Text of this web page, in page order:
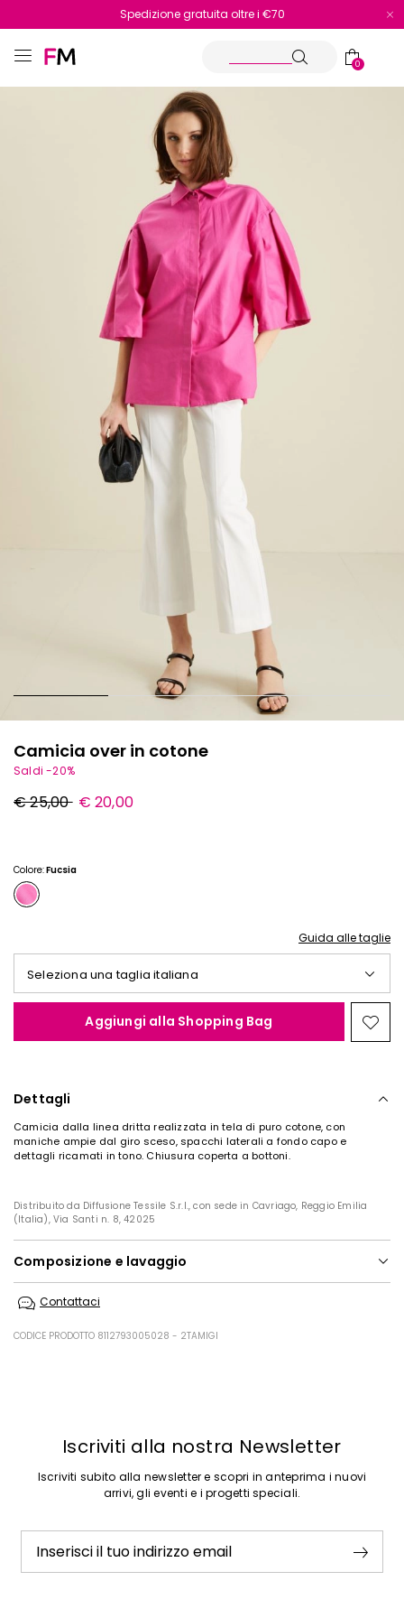
Reso facile e veloce
Spedizione gratuita oltre i €70
0
Camicia over in cotone
Saldi -20%
Prezzo
originale
€ 25,00 Nuovo
prezzo
€ 20,00
Colore:Fucsia
Guida alle taglie
Seleziona una taglia italiana
Aggiungi alla Shopping Bag
nella
Dettagli
Camicia dalla linea dritta realizzata in tela di puro cotone, con
maniche ampie dal giro sceso, spacchi laterali a fondo capo e
dettagli ricamati in tono. Chiusura coperta a bottoni.
Distribuito da Diffusione Tessile S.r.l., con sede in Cavriago, Reggio Emilia
(Italia), Via Santi n. 8, 42025
Composizione e lavaggio
non asciugare in tamburo; asciugare appeso in ombra; ferro tiepido
capo allacciato.; rovesciare il capo prima del lavaggio.; contiene parti
Contattaci
CODICE PRODOTTO 8112793005028 - 2TAMIGI
Iscriviti alla nostra Newsletter
Iscriviti subito alla newsletter e scopri in anteprima i nuovi
arrivi, gli eventi e i progetti speciali.
Inserisci il tuo indirizzo email